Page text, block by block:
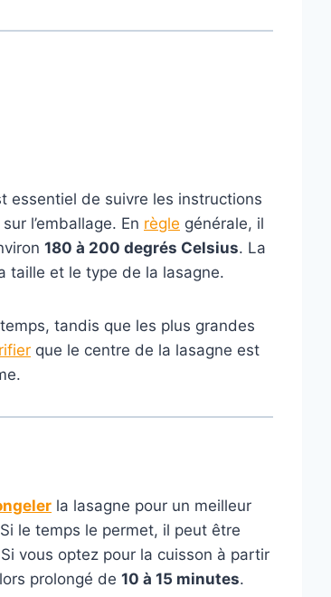
essentiel de suivre les instructions
l’emballage. En règle générale, il
180 à 200 degrés Celsius. La
taille et le type de la lasagne.
tandis que les plus grandes
que le centre de la lasagne est
la lasagne pour un meilleur
le temps le permet, il peut être
vous optez pour la cuisson à partir
prolongé de 10 à 15 minutes.